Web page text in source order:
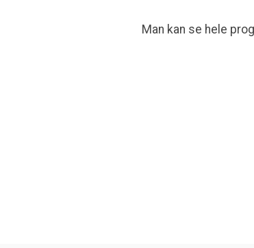
Man kan se hele